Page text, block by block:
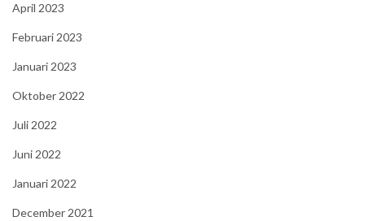
April 2023
Februari 2023
Januari 2023
Oktober 2022
Juli 2022
Juni 2022
Januari 2022
December 2021